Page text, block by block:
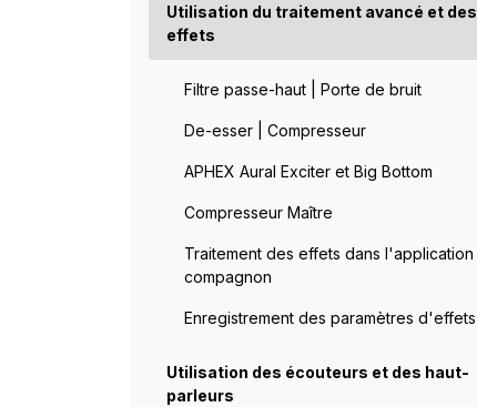
Utilisation du traitement avancé et des
effets
Filtre passe-haut | Porte de bruit
De-esser | Compresseur
APHEX Aural Exciter et Big Bottom
Compresseur Maître
Traitement des effets dans l'application
compagnon
Enregistrement des paramètres d'effets
Utilisation des écouteurs et des haut-
parleurs